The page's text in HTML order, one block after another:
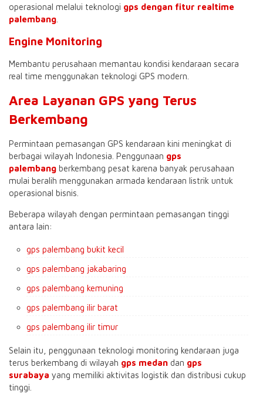
operasional melalui teknologi gps dengan fitur realtime
palembang
Engine Monitoring
Membantu perusahaan memantau kondisi kendaraan secara
real time menggunakan teknologi GPS modern.
Area Layanan GPS yang Terus
Berkembang
Permintaan pemasangan GPS kendaraan kini meningkat di
berbagai wilayah Indonesia. Penggunaan gps
palembang berkembang pesat karena banyak perusahaan
mulai beralih menggunakan armada kendaraan listrik untuk
operasional bisnis.
Beberapa wilayah dengan permintaan pemasangan tinggi
antara lain:
gps palembang bukit kecil
gps palembang jakabaring
gps palembang kemuning
gps palembang ilir barat
gps palembang ilir timur
Selain itu, penggunaan teknologi monitoring kendaraan juga
terus berkembang di wilayah gps medan dan gps
surabaya yang memiliki aktivitas logistik dan distribusi cukup
tinggi.